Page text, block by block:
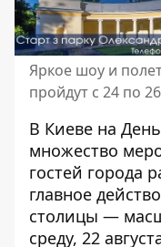
Яркое шоу и
пройдут с 24 по
В Киеве на
множество
гостей города
главное
столицы —
среду, 22